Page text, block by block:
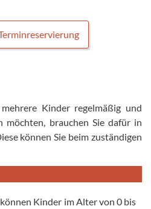
Kinder regelmäßig und
möchten, brauchen Sie dafür in
können Sie beim zuständigen
Kinder im Alter von 0 bis